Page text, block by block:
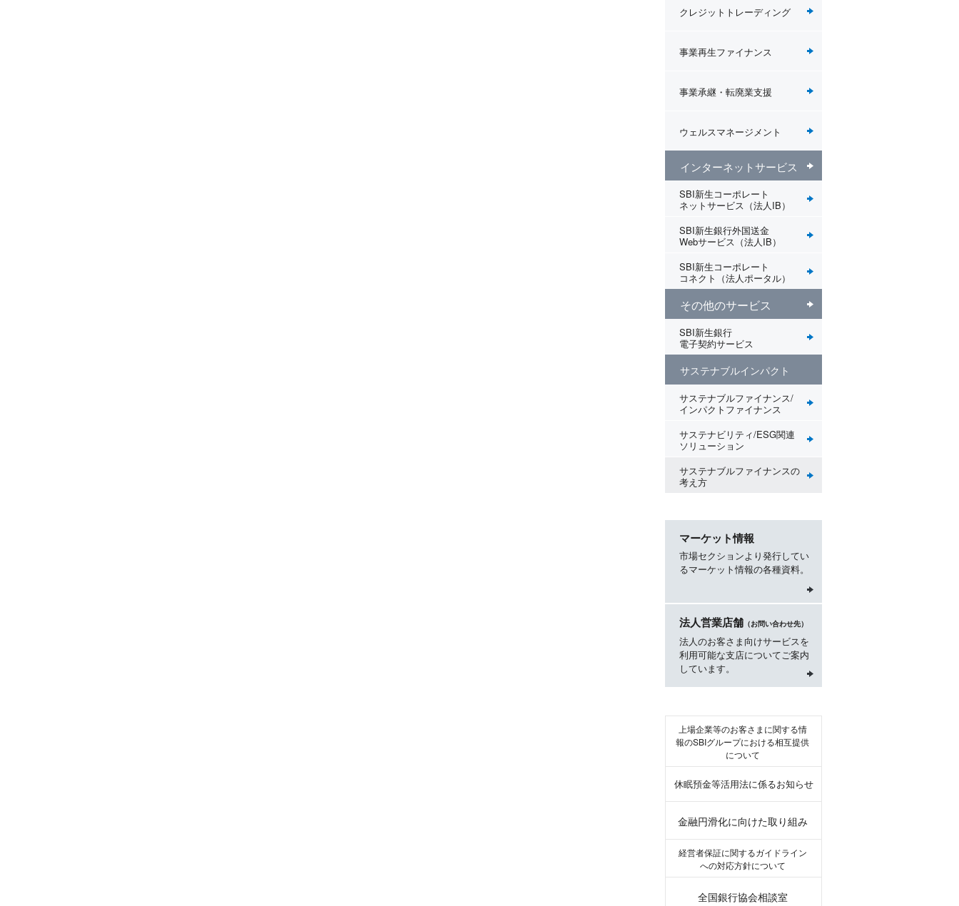
クレジットトレーディング
事業再生ファイナンス
事業承継・転廃業支援
ウェルスマネージメント
インターネットサービス
SBI新生コーポレート
ネットサービス（法人IB）
SBI新生銀行外国送金
Webサービス（法人IB）
SBI新生コーポレート
コネクト（法人ポータル）
その他のサービス
SBI新生銀行
電子契約サービス
サステナブルインパクト
サステナブルファイナンス/
インパクトファイナンス
サステナビリティ/ESG関連
ソリューション
サステナブルファイナンスの
考え方
マーケット情報
市場セクションより発行してい
るマーケット情報の各種資料。
法人営業店舗 （お問い合わせ先）
法人のお客さま向けサービスを
利用可能な支店についてご案内
しています。
上場企業等のお客さまに関する情
報のSBIグループにおける相互提供
について
休眠預金等活用法に係るお知らせ
金融円滑化に向けた取り組み
経営者保証に関するガイドライン
への対応方針について
全国銀行協会相談室